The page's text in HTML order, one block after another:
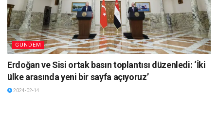
GÜNDEM
Erdoğan ve Sisi ortak basın toplantısı düzenledi: ‘İki
ülke arasında yeni bir sayfa açıyoruz’
2024-02-14